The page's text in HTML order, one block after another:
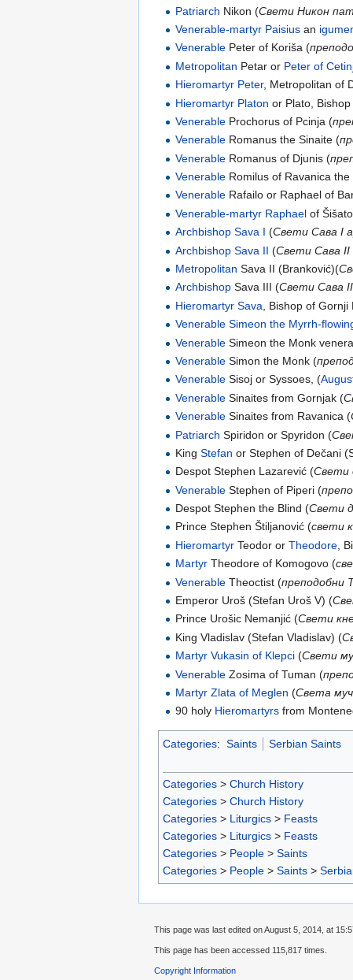
Patriarch Nikon (Свети Никон
Venerable-martyr Paisius an
Venerable Peter of Koriša (
Metropolitan Petar or Peter of
Hieromartyr Peter, Metropolitan of
Hieromartyr Platon or Plato,
Venerable Prochorus of Pcinja (
Venerable Romanus the Sinaite (
Venerable Romanus of Djunis (
Venerable Romilus of Ravanica
Venerable Rafailo or Raphael of
Venerable-martyr Raphael of
Archbishop Sava I (Свети Сава I
Archbishop Sava II (Свети Сава II
Metropolitan Sava II (Branković)(
Archbishop Sava III (Свети Сава
Hieromartyr Sava , Bishop of
Venerable Simeon the Myrrh-
Venerable Simeon the Monk
Venerable Simon the Monk (
Venerable Sisoj or Syssoes, (
Venerable Sinaites from Gornjak (
Venerable Sinaites from Ravanica (
Patriarch Spiridon or Spyridon (
KingStefan or Stephen of Dečani
Despot Stephen Lazarević (Cвeти
Venerable Stephеn of Piperi (
Despot Stephen the Blind (Cвeти
Prince Steрhеn Štiljanović (свети
Hieromartyr Teodor orTheodore ,
Martyr Theodore of Komogovo (
Venerable Theoctist (преподобни
Emperor Uroš (Stefan Uroš V) (
Prince Urošic Nemanjić (Свети
King Vladislav (Stefan Vladislav) (
Martyr Vukasin of Klepci (Свети
Venerable Zosima of Tuman (
Martyr Zlata of Meglen (Света
90 holy Hieromartyrs from
Categories: Saints Serbian Saints
Categories > Church History
Categories > Church History
Categories > Liturgics > Feasts
Categories > Liturgics > Feasts
Categories > People > Saints
Categories > People > Saints >
This page was last edited on August 5, 2014, at
This page has been accessed 115,817 times.
Copyright Information